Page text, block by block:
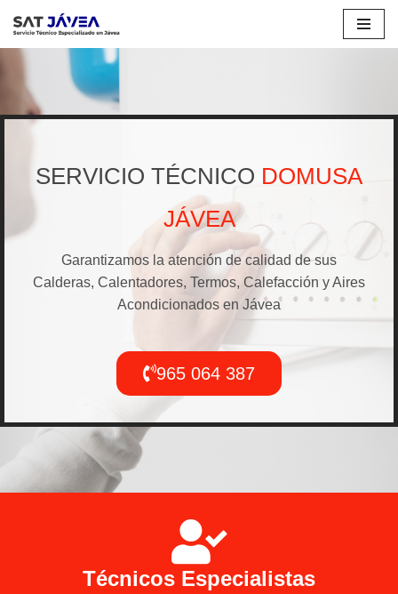
Saltar
contenido
SERVICIO TÉCNICO DOMUSA
JÁVEA
Garantizamos la atención de calidad de sus
Calderas, Calentadores, Termos, Calefacción y Aires
Acondicionados en Jávea
965 064 387
Técnicos Especialistas